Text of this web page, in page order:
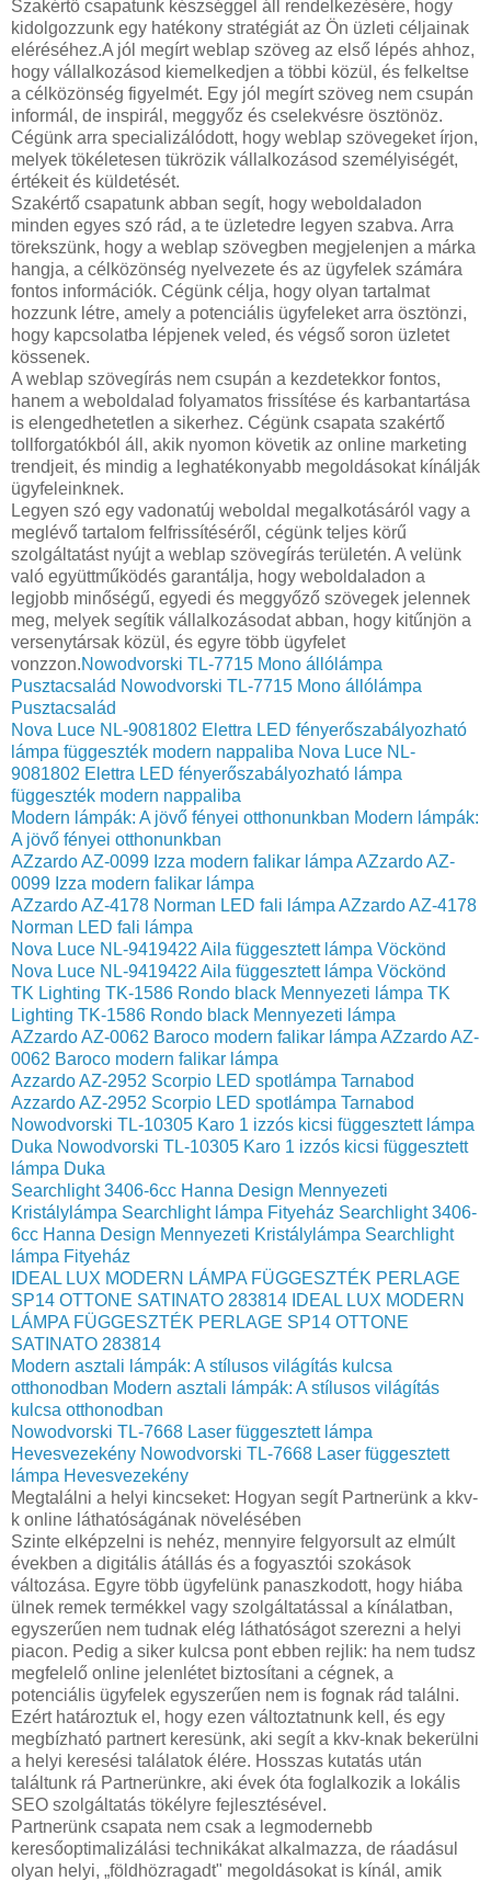
Szakértő csapatunk készséggel áll rendelkezésére, hogy
kidolgozzunk egy hatékony stratégiát az Ön üzleti céljainak
eléréséhez.A jól megírt weblap szöveg az első lépés ahhoz,
hogy vállalkozásod kiemelkedjen a többi közül, és felkeltse
a célközönség figyelmét. Egy jól megírt szöveg nem csupán
informál, de inspirál, meggyőz és cselekvésre ösztönöz.
Cégünk arra specializálódott, hogy weblap szövegeket írjon,
melyek tökéletesen tükrözik vállalkozásod személyiségét,
értékeit és küldetését.
Szakértő csapatunk abban segít, hogy weboldaladon
minden egyes szó rád, a te üzletedre legyen szabva. Arra
törekszünk, hogy a weblap szövegben megjelenjen a márka
hangja, a célközönség nyelvezete és az ügyfelek számára
fontos információk. Cégünk célja, hogy olyan tartalmat
hozzunk létre, amely a potenciális ügyfeleket arra ösztönzi,
hogy kapcsolatba lépjenek veled, és végső soron üzletet
kössenek.
A weblap szövegírás nem csupán a kezdetekkor fontos,
hanem a weboldalad folyamatos frissítése és karbantartása
is elengedhetetlen a sikerhez. Cégünk csapata szakértő
tollforgatókból áll, akik nyomon követik az online marketing
trendjeit, és mindig a leghatékonyabb megoldásokat kínálják
ügyfeleinknek.
Legyen szó egy vadonatúj weboldal megalkotásáról vagy a
meglévő tartalom felfrissítéséről, cégünk teljes körű
szolgáltatást nyújt a weblap szövegírás területén. A velünk
való együttműködés garantálja, hogy weboldaladon a
legjobb minőségű, egyedi és meggyőző szövegek jelennek
meg, melyek segítik vállalkozásodat abban, hogy kitűnjön a
versenytársak közül, és egyre több ügyfelet
vonzzon.Nowodvorski TL-7715 Mono állólámpa
Pusztacsalád Nowodvorski TL-7715 Mono állólámpa
Pusztacsalád
Nova Luce NL-9081802 Elettra LED fényerőszabályozható
lámpa függeszték modern nappaliba Nova Luce NL-
9081802 Elettra LED fényerőszabályozható lámpa
függeszték modern nappaliba
Modern lámpák: A jövő fényei otthonunkban Modern lámpák:
A jövő fényei otthonunkban
AZzardo AZ-0099 Izza modern falikar lámpa AZzardo AZ-
0099 Izza modern falikar lámpa
AZzardo AZ-4178 Norman LED fali lámpa AZzardo AZ-4178
Norman LED fali lámpa
Nova Luce NL-9419422 Aila függesztett lámpa Vöckönd
Nova Luce NL-9419422 Aila függesztett lámpa Vöckönd
TK Lighting TK-1586 Rondo black Mennyezeti lámpa TK
Lighting TK-1586 Rondo black Mennyezeti lámpa
AZzardo AZ-0062 Baroco modern falikar lámpa AZzardo AZ-
0062 Baroco modern falikar lámpa
Azzardo AZ-2952 Scorpio LED spotlámpa Tarnabod
Azzardo AZ-2952 Scorpio LED spotlámpa Tarnabod
Nowodvorski TL-10305 Karo 1 izzós kicsi függesztett lámpa
Duka Nowodvorski TL-10305 Karo 1 izzós kicsi függesztett
lámpa Duka
Searchlight 3406-6cc Hanna Design Mennyezeti
Kristálylámpa Searchlight lámpa Fityeház Searchlight 3406-
6cc Hanna Design Mennyezeti Kristálylámpa Searchlight
lámpa Fityeház
IDEAL LUX MODERN LÁMPA FÜGGESZTÉK PERLAGE
SP14 OTTONE SATINATO 283814 IDEAL LUX MODERN
LÁMPA FÜGGESZTÉK PERLAGE SP14 OTTONE
SATINATO 283814
Modern asztali lámpák: A stílusos világítás kulcsa
otthonodban Modern asztali lámpák: A stílusos világítás
kulcsa otthonodban
Nowodvorski TL-7668 Laser függesztett lámpa
Hevesvezekény Nowodvorski TL-7668 Laser függesztett
lámpa Hevesvezekény
Megtalálni a helyi kincseket: Hogyan segít Partnerünk a kkv-
k online láthatóságának növelésében
Szinte elképzelni is nehéz, mennyire felgyorsult az elmúlt
években a digitális átállás és a fogyasztói szokások
változása. Egyre több ügyfelünk panaszkodott, hogy hiába
ülnek remek termékkel vagy szolgáltatással a kínálatban,
egyszerűen nem tudnak elég láthatóságot szerezni a helyi
piacon. Pedig a siker kulcsa pont ebben rejlik: ha nem tudsz
megfelelő online jelenlétet biztosítani a cégnek, a
potenciális ügyfelek egyszerűen nem is fognak rád találni.
Ezért határoztuk el, hogy ezen változtatnunk kell, és egy
megbízható partnert keresünk, aki segít a kkv-knak bekerülni
a helyi keresési találatok élére. Hosszas kutatás után
találtunk rá Partnerünkre, aki évek óta foglalkozik a lokális
SEO szolgáltatás tökélyre fejlesztésével.
Partnerünk csapata nem csak a legmodernebb
keresőoptimalizálási technikákat alkalmazza, de ráadásul
olyan helyi, „földhözragadt" megoldásokat is kínál, amik